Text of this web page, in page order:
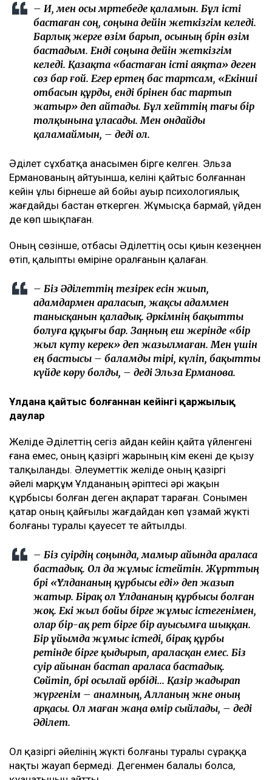
– Иә, мен осы мәртебеде қаламын. Бұл істі
бастаған соң, соңына дейін жеткізгім келеді.
Барлық жерге өзім барып, осының бәрін өзім
бастадым. Енді соңына дейін жеткізгім
келеді. Қазақта «бастаған істі аяқта» деген
сөз бар ғой. Егер ертең бас тартсам, «Екінші
отбасын құрды, енді бәрінен бас тартып
жатыр» деп айтады. Бұл хейттің тағы бір
толқынына ұласады. Мен ондайды
қаламаймын, – деді ол.
Әділет сұхбатқа анасымен бірге келген. Эльза
Ерманованың айтуынша, келіні қайтыс болғаннан
кейін ұлы бірнеше ай бойы ауыр психологиялық
жағдайды бастан өткерген. Жұмысқа бармай, үйден
де көп шықпаған.
Оның сөзінше, отбасы Әділеттің осы қиын кезеңнен
өтіп, қалыпты өміріне оралғанын қалаған.
– Біз Әділеттің тезірек есін жиып,
адамдармен араласып, жақсы адаммен
танысқанын қаладық. Әркімнің бақытты
болуға құқығы бар. Заңның еш жерінде «бір
жыл күту керек» деп жазылмаған. Мен үшін
ең бастысы – баламды тірі, күліп, бақытты
күйде көру болды, – деді Эльза Ерманова.
Ұлдана қайтыс болғаннан кейінгі қаржылық
даулар
Желіде Әділеттің сегіз айдан кейін қайта үйленгені
ғана емес, оның қазіргі жарының кім екені де қызу
талқыланды. Әлеуметтік желіде оның қазіргі
әйелі марқұм Ұлдананың әріптесі әрі жақын
құрбысы болған деген ақпарат тараған. Сонымен
қатар оның қайғылы жағдайдан көп ұзамай жүкті
болғаны туралы қауесет те айтылды.
– Біз сәуірдің соңында, мамыр айында араласа
бастадық. Ол да жұмыс істейтін. Жұрттың
бәрі «Ұлдананың құрбысы еді» деп жазып
жатыр. Бірақ ол Ұлдананың құрбысы болған
жоқ. Екі жыл бойы бірге жұмыс істегенімен,
олар бір-ақ рет бірге бір ауысымға шыққан.
Бір ұйымда жұмыс істеді, бірақ құрбы
ретінде бірге қыдырып, араласқан емес. Біз
сәуір айынан бастап араласа бастадық.
Сөйтіп, бәрі осылай өрбіді... Қазір жадырап
жүргенім – анамның, Алланың және оның
арқасы. Ол маған жаңа өмір сыйлады, – деді
Әділет.
Ол қазіргі әйелінің жүкті болғаны туралы сұраққа
нақты жауап бермеді. Дегенмен балалы болса,